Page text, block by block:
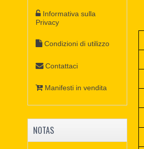
Informativa sulla
Privacy
Condizioni di utilizzo
Contattaci
Manifesti in vendita
NOTAS